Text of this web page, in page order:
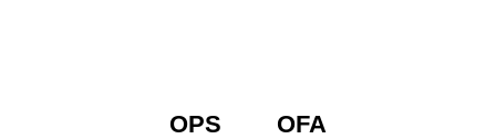
OPS OFA